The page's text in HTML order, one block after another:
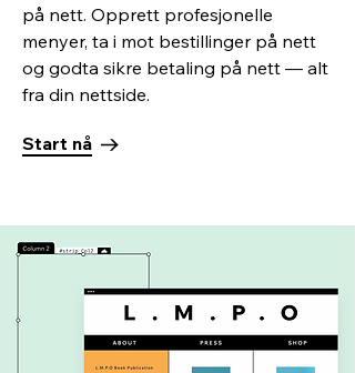
på nett. Opprett profesjonelle
menyer, ta i mot bestillinger på nett
og godta sikre betaling på nett — alt
fra din nettside.
Start nå